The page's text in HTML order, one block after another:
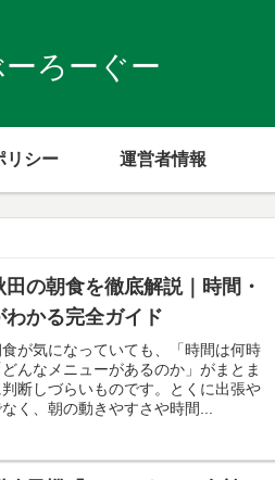
ろーぐー
リシー 運営者情報
の朝食を徹底解説｜時間・
かる完全ガイド
が気になっていても、「時間は何時
んなメニューがあるのか」がまとま
断しづらいものです。とくに出張や
く、朝の動きやすさや時間...